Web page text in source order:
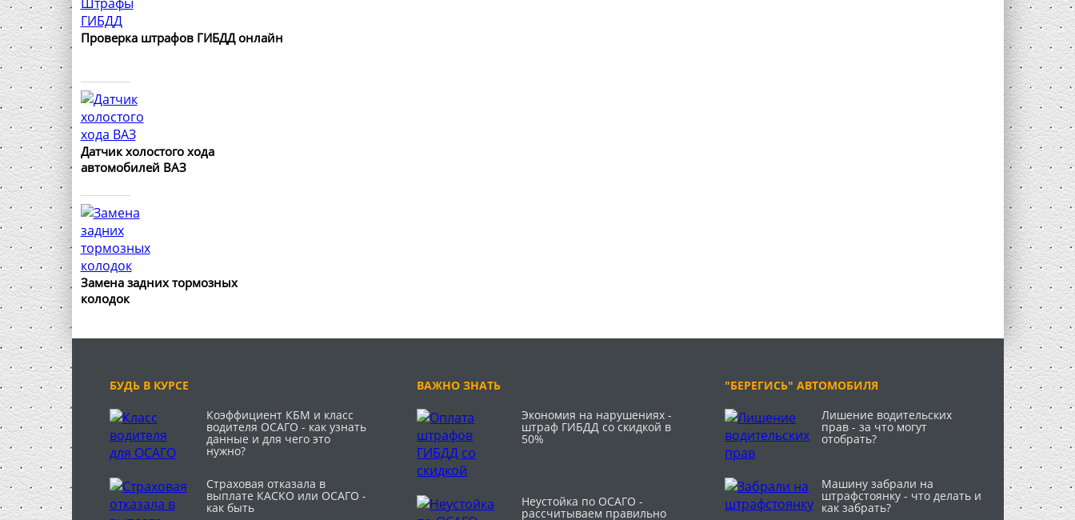
Проверка штрафов ГИБДД онлайн
Датчик холостого хода
автомобилей ВАЗ
Замена задних тормозных
колодок
БУДЬ В КУРСЕ
Коэффициент КБМ и класс
водителя ОСАГО - как узнать
данные и для чего это
нужно?
Страховая отказала в
выплате КАСКО или ОСАГО -
как быть
ВАЖНО ЗНАТЬ
Экономия на нарушениях -
штраф ГИБДД со скидкой в
50%
Неустойка по ОСАГО -
рассчитываем правильно
"БЕРЕГИСЬ" АВТОМОБИЛЯ
Лишение водительских
прав - за что могут
отобрать?
Машину забрали на
штрафстоянку - что делать и
как забрать?